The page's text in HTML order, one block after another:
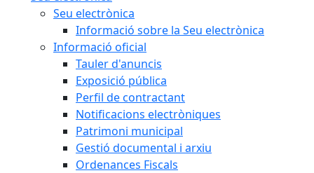
Seu electrònica
Informació sobre la Seu electrònica
Informació oficial
Tauler d'anuncis
Exposició pública
Perfil de contractant
Notificacions electròniques
Patrimoni municipal
Gestió documental i arxiu
Ordenances Fiscals